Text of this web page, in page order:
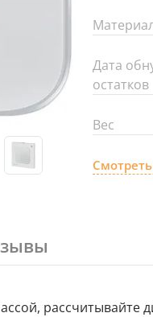
Дата
остатков
Вес
рассчитывайте